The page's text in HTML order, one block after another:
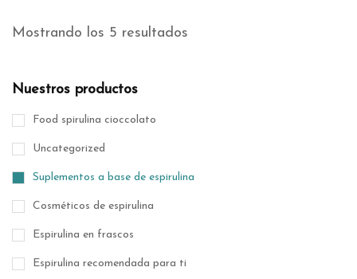
Mostrando los 5 resultados
Nuestros productos
Food spirulina cioccolato
Uncategorized
Suplementos a base de espirulina
Cosméticos de espirulina
Espirulina en frascos
Espirulina recomendada para ti